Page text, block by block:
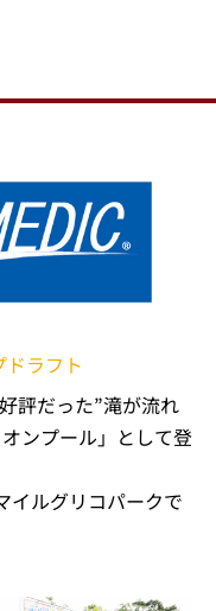
評だった”滝が流れ
ンプール」として登
イルグリコパークで
ラフト